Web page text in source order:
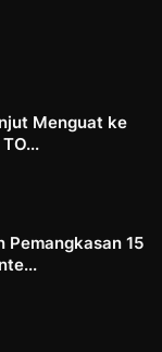
Menguat ke
Pemangkasan 15